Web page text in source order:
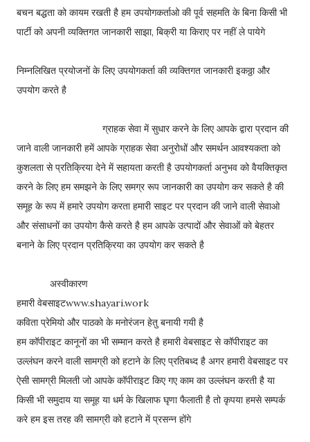
बचन बद्धता को कायम रखती है हम उपयोगकर्ताओ की पूर्व सहमति के बिना किसी भी
पार्टी को अपनी व्यक्तिगत जानकारी साझा, बिक्री या किराए पर नहीं ले पायेगे
निम्नलिखित प्रयोजनों के लिए उपयोगकर्ता की व्यक्तिगत जानकारी इकठ्ठा और
उपयोग करते है
ग्राहक सेवा में सुधार करने के लिए आपके द्वारा प्रदान की
जाने वाली जानकारी हमें आपके ग्राहक सेवा अनुरोधों और समर्थन आवश्यकता को
कुशलता से प्रतिक्रिया देने में सहायता करती है उपयोगकर्ता अनुभव को वैयक्तिकृत
करने के लिए हम समझने के लिए समग्र रूप जानकारी का उपयोग कर सकते है की
समूह के रूप में हमारे उपयोग करता हमारी साइट पर प्रदान की जाने वाली सेवाओ
और संसाधनों का उपयोग कैसे करते है हम आपके उत्पादों और सेवाओं को बेहतर
बनाने के लिए प्रदान प्रतिक्रिया का उपयोग कर सकते है
अस्वीकारण
हमारी वेबसाइटwww.shayari.work
कविता प्रेमियो और पाठको के मनोरंजन हेतु बनायी गयी है
हम कॉपीराइट कानूनों का भी सम्मान करते है हमारी वेबसाइट से कॉपीराइट का
उल्लंघन करने वाली सामग्री को हटाने के लिए प्रतिबध्द है अगर हमारी वेबसाइट पर
ऐसी सामग्री मिलती जो आपके कॉपीराइट किए गए काम का उल्लंघन करती है या
किसी भी समुदाय या समूह या धर्म के खिलाफ घृणा फैलाती है तो कृपया हमसे सम्पर्क
करे हम इस तरह की सामग्री को हटाने में प्रसन्न होंगे